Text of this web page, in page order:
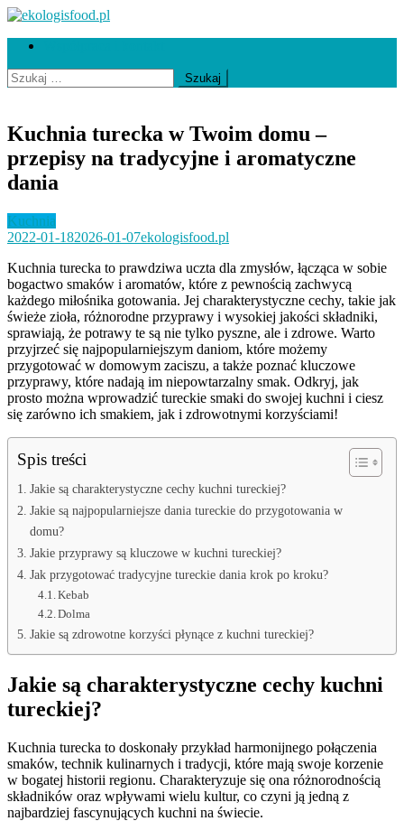
Skip
content
ekologisfood.pl
Ekologis
Szukaj:
Kuchnia turecka w Twoim domu –
przepisy na tradycyjne i aromatyczne
dania
Kuchnia
2022-01-182026-01-07ekologisfood.pl
Kuchnia turecka to prawdziwa uczta dla zmysłów, łącząca w sobie
bogactwo smaków i aromatów, które z pewnością zachwycą
każdego miłośnika gotowania. Jej charakterystyczne cechy, takie jak
świeże zioła, różnorodne przyprawy i wysokiej jakości składniki,
sprawiają, że potrawy te są nie tylko pyszne, ale i zdrowe. Warto
przyjrzeć się najpopularniejszym daniom, które możemy
przygotować w domowym zaciszu, a także poznać kluczowe
przyprawy, które nadają im niepowtarzalny smak. Odkryj, jak
prosto można wprowadzić tureckie smaki do swojej kuchni i ciesz
się zarówno ich smakiem, jak i zdrowotnymi korzyściami!
Spis treści
Jakie są charakterystyczne cechy kuchni tureckiej?
Jakie są najpopularniejsze dania tureckie do przygotowania w
domu?
Jakie przyprawy są kluczowe w kuchni tureckiej?
Jak przygotować tradycyjne tureckie dania krok po kroku?
Kebab
Dolma
Jakie są zdrowotne korzyści płynące z kuchni tureckiej?
Jakie są charakterystyczne cechy kuchni
tureckiej?
Kuchnia turecka to doskonały przykład harmonijnego połączenia
smaków, technik kulinarnych i tradycji, które mają swoje korzenie
w bogatej historii regionu. Charakteryzuje się ona różnorodnością
składników oraz wpływami wielu kultur, co czyni ją jedną z
najbardziej fascynujących kuchni na świecie.